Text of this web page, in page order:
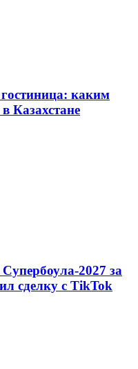
каким
Казахстане
2027 за
сделку с TikTok